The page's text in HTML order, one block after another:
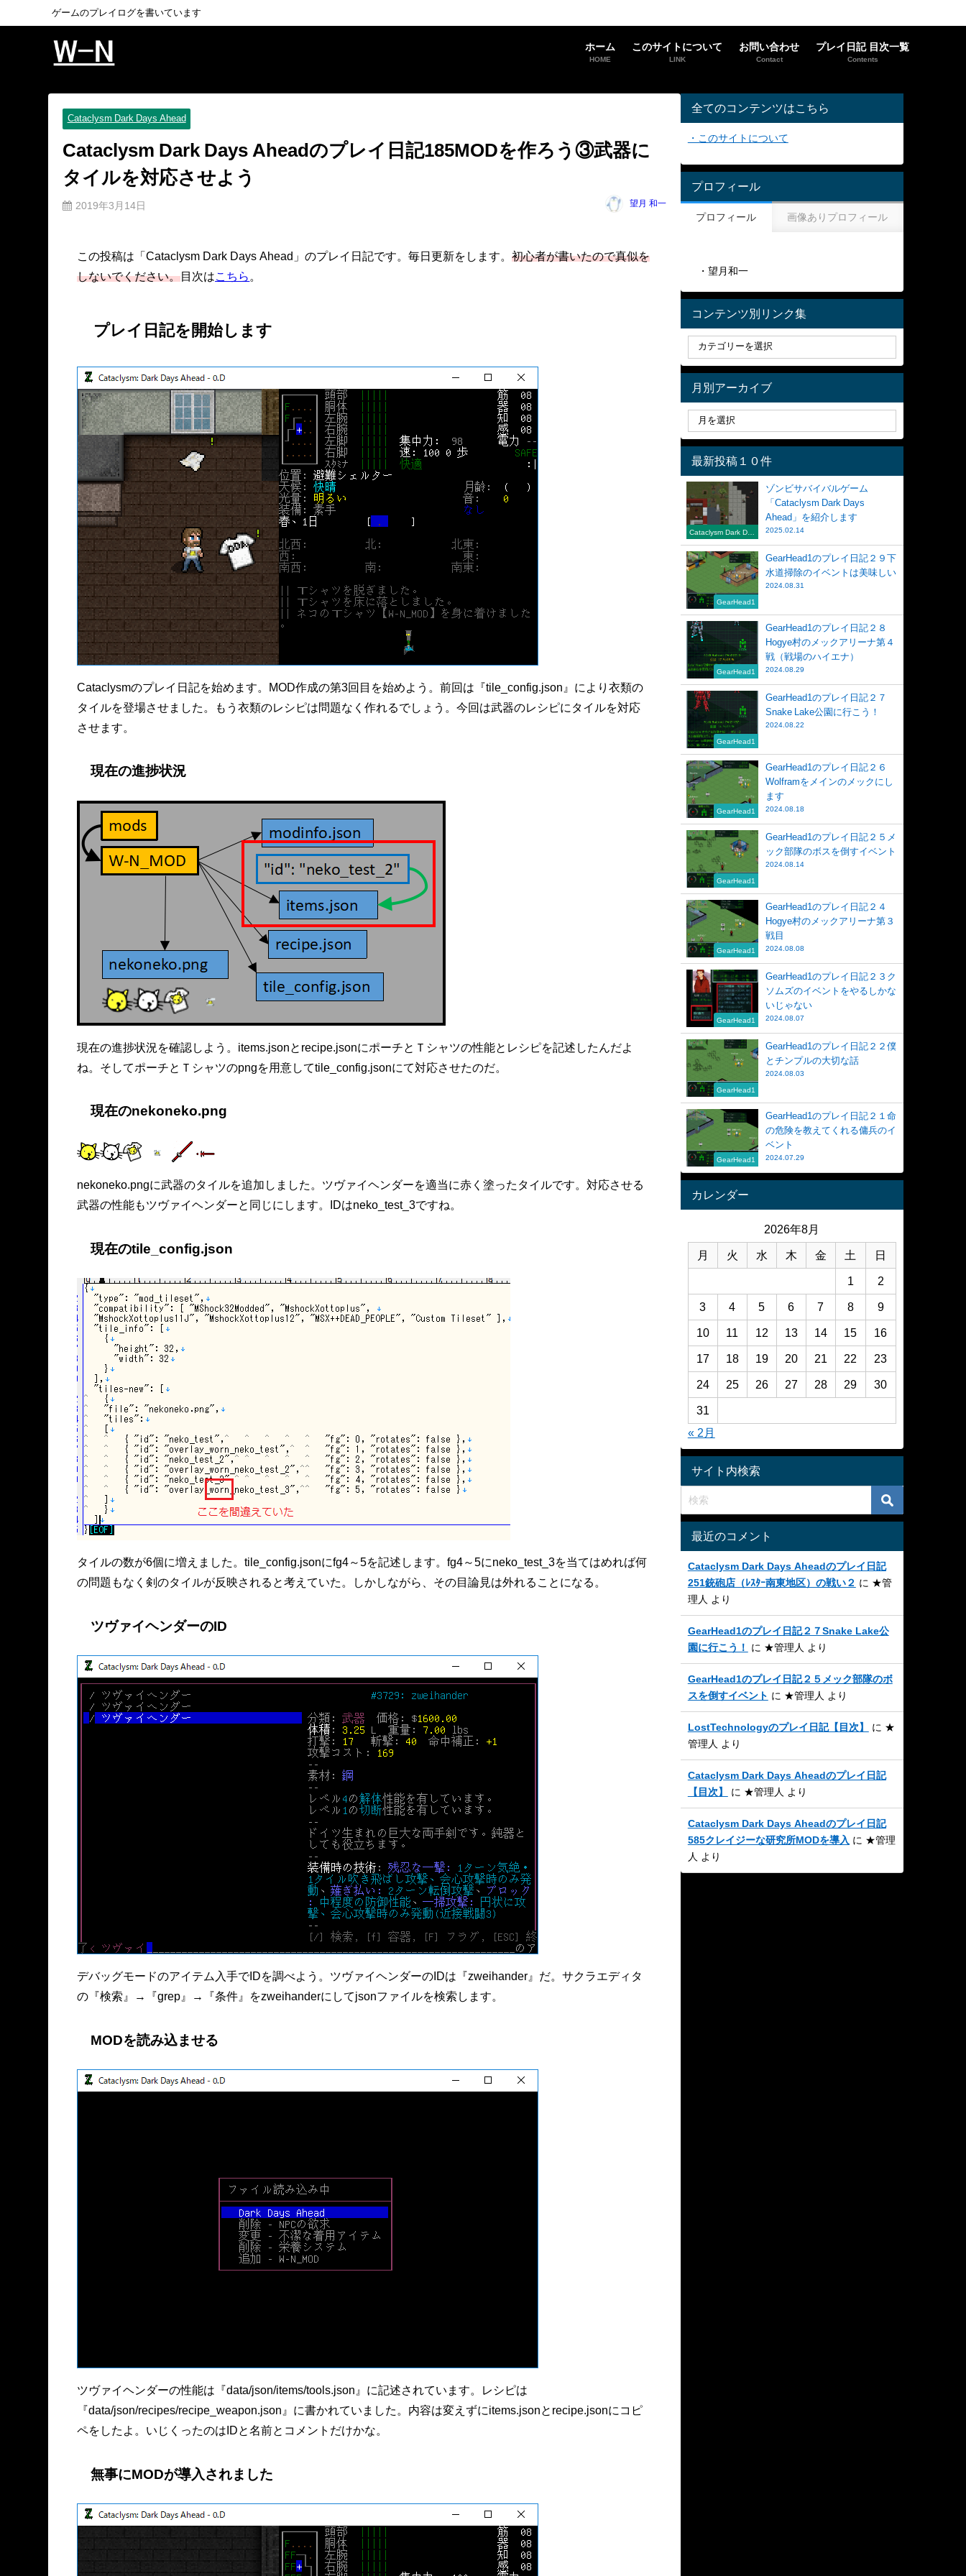
ゲームのプレイログを書いています
ホーム
HOME
このサイトについて
LINK
お問い合わせ
Contact
プレイ日記 目次一覧
Contents
Cataclysm Dark Days Ahead
Cataclysm Dark Days Aheadのプレイ日記185MODを作ろう③武器に
タイルを対応させよう
2019年3月14日 望月 和一
この投稿は「Cataclysm Dark Days Ahead」のプレイ日記です。毎日更新をします。初心者が書いたので真似を
しないでください。目次はこちら 。
プレイ日記を開始します
Cataclysmのプレイ日記を始めます。MOD作成の第3回目を始めよう。前回は『tile_config.json』により衣類の
タイルを登場させました。もう衣類のレシピは問題なく作れるでしょう。今回は武器のレシピにタイルを対応
させます。
現在の進捗状況
現在の進捗状況を確認しよう。items.jsonとrecipe.jsonにポーチとＴシャツの性能とレシピを記述したんだよ
ね。そしてポーチとＴシャツのpngを用意してtile_config.jsonにて対応させたのだ。
現在のnekoneko.png
nekoneko.pngに武器のタイルを追加しました。ツヴァイヘンダーを適当に赤く塗ったタイルです。対応させる
武器の性能もツヴァイヘンダーと同じにします。IDはneko_test_3ですね。
現在のtile_config.json
タイルの数が6個に増えました。tile_config.jsonにfg4～5を記述します。fg4～5にneko_test_3を当てはめれば何
の問題もなく剣のタイルが反映されると考えていた。しかしながら、その目論見は外れることになる。
ツヴァイヘンダーのID
デバッグモードのアイテム入手でIDを調べよう。ツヴァイヘンダーのIDは『zweihander』だ。サクラエディタ
の『検索』→『grep』→『条件』をzweihanderにしてjsonファイルを検索します。
MODを読み込ませる
ツヴァイヘンダーの性能は『data/json/items/tools.json』に記述されています。レシピは
『data/json/recipes/recipe_weapon.json』に書かれていました。内容は変えずにitems.jsonとrecipe.jsonにコピ
ペをしたよ。いじくったのはIDと名前とコメントだけかな。
無事にMODが導入されました
全てのコンテンツはこちら
・このサイトについて
プロフィール
プロフィール 画像ありプロフィール
・望月和一
コンテンツ別リンク集
月別アーカイブ
最新投稿１０件
Cataclysm Dark Day
s Ahead
ゾンビサバイバルゲーム
「Cataclysm Dark Days
Ahead」を紹介します
2025.02.14
GearHead1
GearHead1のプレイ日記２９下
水道掃除のイベントは美味しい
2024.08.31
GearHead1
GearHead1のプレイ日記２８
Hogye村のメックアリーナ第４
戦（戦場のハイエナ）
2024.08.29
GearHead1
GearHead1のプレイ日記２７
Snake Lake公園に行こう！
2024.08.22
GearHead1
GearHead1のプレイ日記２６
Wolframをメインのメックにし
ます
2024.08.18
GearHead1
GearHead1のプレイ日記２５メ
ック部隊のボスを倒すイベント
2024.08.14
GearHead1
GearHead1のプレイ日記２４
Hogye村のメックアリーナ第３
戦目
2024.08.08
GearHead1
GearHead1のプレイ日記２３ク
ソムズのイベントをやるしかな
いじゃない
2024.08.07
GearHead1
GearHead1のプレイ日記２２僕
とチンプルの大切な話
2024.08.03
GearHead1
GearHead1のプレイ日記２１命
の危険を教えてくれる傭兵のイ
ベント
2024.07.29
カレンダー
2026年8月
月 火 水 木 金 土 日
1 2
3 4 5 6 7 8 9
10 11 12 13 14 15 16
17 18 19 20 21 22 23
24 25 26 27 28 29 30
31
« 2月
サイト内検索
最近のコメント
Cataclysm Dark Days Aheadのプレイ日記
251銃砲店（ﾚｽﾀｰ南東地区）の戦い２ に ★管
理人
より
GearHead1のプレイ日記２７Snake Lake公
園に行こう！
に ★管理人 より
GearHead1のプレイ日記２５メック部隊のボ
スを倒すイベント に ★管理人 より
LostTechnologyのプレイ日記【目次】 に ★
管理人
より
Cataclysm Dark Days Aheadのプレイ日記
【目次】
に ★管理人 より
Cataclysm Dark Days Aheadのプレイ日記
585クレイジーな研究所MODを導入 に ★管理
人
より